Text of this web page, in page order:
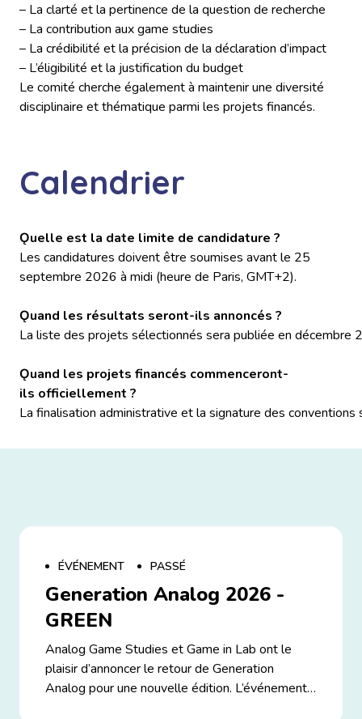
– La clarté et la pertinence de la question de recherche
– La contribution aux game studies
– La crédibilité et la précision de la déclaration d’impact
– L’éligibilité et la justification du budget
Le comité cherche également à maintenir une diversité
disciplinaire et thématique parmi les projets financés.
Calendrier
Ǫuelle est la date limite de candidature ?
Les candidatures doivent être soumises avant le 25
septembre 2026 à midi (heure de Paris, GMT+2).
Ǫuand les résultats seront-ils annoncés ?
La liste des projets sélectionnés sera publiée en décembre
Ǫuand les projets financés commenceront-
ils officiellement ?
La finalisation administrative et la signature des
ÉVÉNEMENT PASSÉ
Generation Analog 2026 -
GREEN
Analog Game Studies et Game in Lab ont le
plaisir d’annoncer le retour de Generation
Analog pour une nouvelle édition. L’événement